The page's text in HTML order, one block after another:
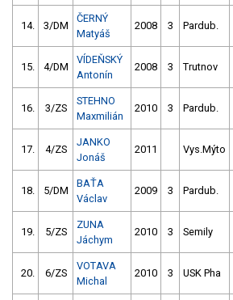
14. 3/DM
ČERNÝ
Matyáš
2008 3 Pardub.
15. 4/DM
VÍDEŇSKÝ
Antonín
2008 3 Trutnov
16. 3/ZS
STEHNO
Maxmilián
2010 3 Pardub.
17. 4/ZS
JANKO
Jonáš
2011 Vys.Mýto
18. 5/DM
BAŤA
Václav
2009 3 Pardub.
19. 5/ZS
ZUNA
Jáchym
2010 3 Semily
20. 6/ZS
VOTAVA
Michal
2010 3 USK Pha